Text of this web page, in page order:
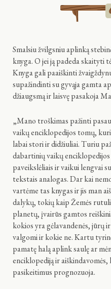
Smalsiu žvilgsniu aplinką
knyga. O jei ją padeda skaityti
Knyga gali paaiškinti
supažindinti su gyvąja gamta
džiaugsmą ir laisvę pasakoja
„Mano troškimas pažinti
vaikų enciklopedijos tomų,
labai stori ir didžiuliai. Turiu
dabartinių vaikų
paveikslėliais ir vaikui lengvai
tekstais analogas. Dar kai
vartėme tas knygas ir jis man
dalykų, tokių kaip Žemės
planetų, įvairūs gamtos
kokios yra gėlavandenės, jūrų
valgomi ir kokie ne. Kartu
pamatę halą aplink saulę ar
enciklopediją ir
pasikeitimus prognozuoja.